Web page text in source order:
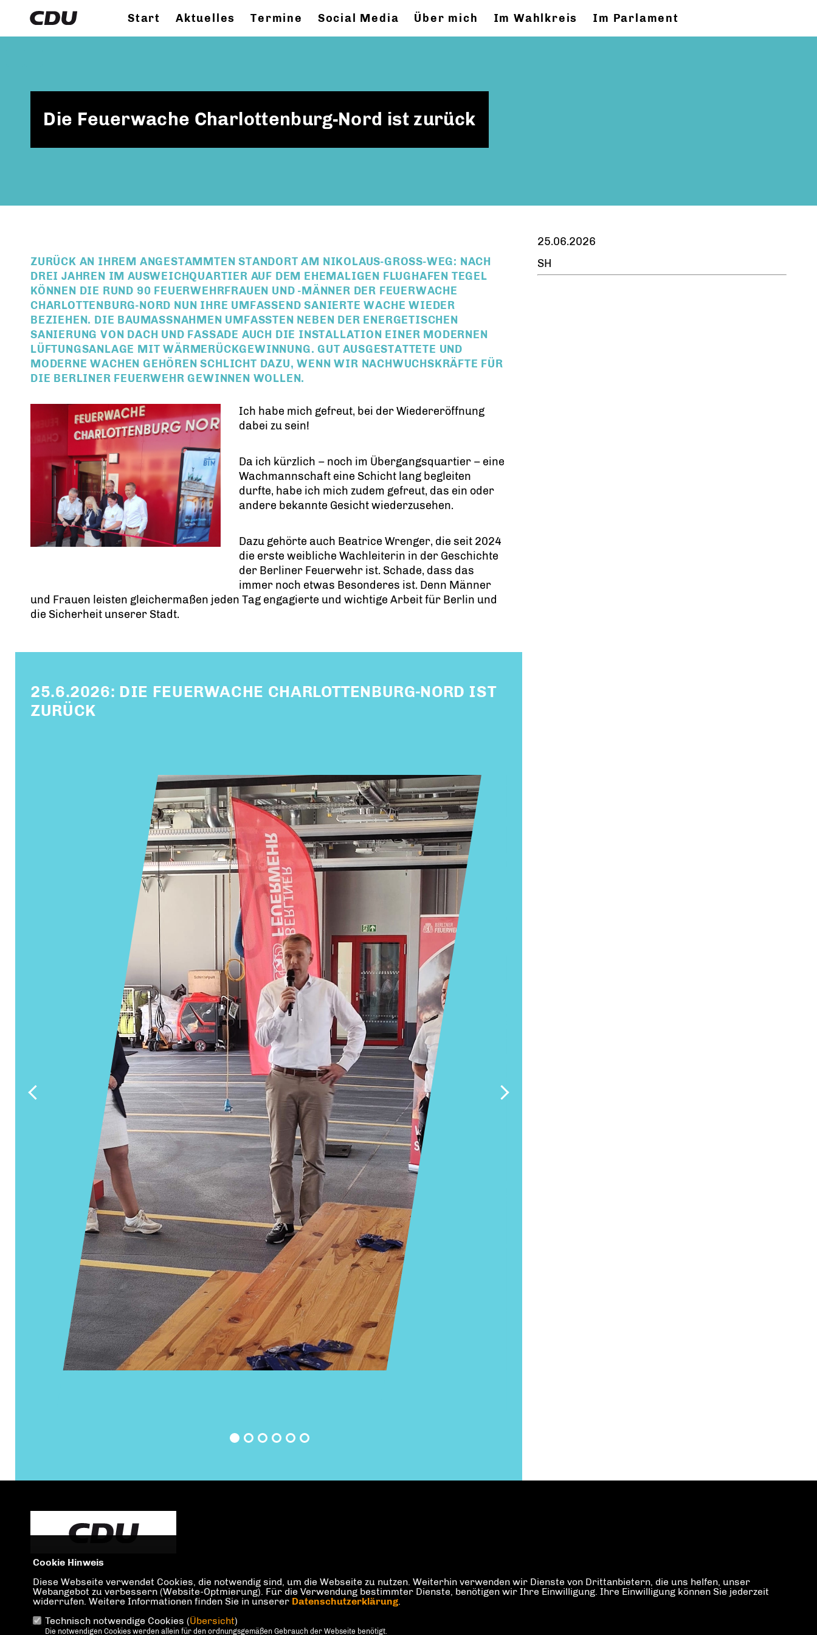
Start Aktuelles Termine Social Media Über mich Im Wahlkreis Im Parlament
Die Feuerwache Charlottenburg-Nord ist zurück
ZURÜCK AN IHREM ANGESTAMMTEN STANDORT AM NIKOLAUS-GROSS-WEG: NACH D
REI JAHREN IM AUSWEICHQUARTIER AUF DEM EHEMALIGEN FLUGHAFEN TEGEL K
ÖNNEN DIE RUND 90 FEUERWEHRFRAUEN UND -MÄNNER DER FEUERWACHE C
HARLOTTENBURG-NORD NUN IHRE UMFASSEND SANIERTE WACHE WIEDER B
EZIEHEN. DIE BAUMASSNAHMEN UMFASSTEN NEBEN DER ENERGETISCHEN SA
NIERUNG VON DACH UND FASSADE AUCH DIE INSTALLATION EINER MODERNEN LÜ
FTUNGSANLAGE MIT WÄRMERÜCKGEWINNUNG. GUT AUSGESTATTETE UND MO
DERNE WACHEN GEHÖREN SCHLICHT DAZU, WENN WIR NACHWUCHSKRÄFTE FÜR DI
E BERLINER FEUERWEHR GEWINNEN WOLLEN.
Ich habe mich gefreut, bei der Wiedereröffnung
dabei zu sein!
Da ich kürzlich – noch im Übergangsquartier – eine
Wachmannschaft eine Schicht lang begleiten
durfte, habe ich mich zudem gefreut, das ein oder
andere bekannte Gesicht wiederzusehen.
Dazu gehörte auch Beatrice Wrenger, die seit 2024
die erste weibliche Wachleiterin in der Geschichte
der Berliner Feuerwehr ist. Schade, dass das
immer noch etwas Besonderes ist. Denn Männer
und Frauen leisten gleichermaßen jeden Tag engagierte und wichtige Arbeit für Berlin und
die Sicherheit unserer Stadt.
25.6.2026: DIE FEUERWACHE CHARLOTTENBURG-NORD IST
ZURÜCK
25.06.2026
SH
IMPRESSUM DATENSCHUTZ KONTAKT
Cookie Hinweis
Diese Webseite verwendet Cookies, die notwendig sind, um die Webseite zu nutzen. Weiterhin verwenden wir Dienste von Drittanbietern, die uns helfen, unser
Webangebot zu verbessern (Website-Optmierung). Für die Verwendung bestimmter Dienste, benötigen wir Ihre Einwilligung. Ihre Einwilligung können Sie jederzeit
widerrufen. Weitere Informationen finden Sie in unserer Datenschutzerklärung.
Technisch notwendige Cookies (Übersicht)
Die notwendigen Cookies werden allein für den ordnungsgemäßen Gebrauch der Webseite benötigt.